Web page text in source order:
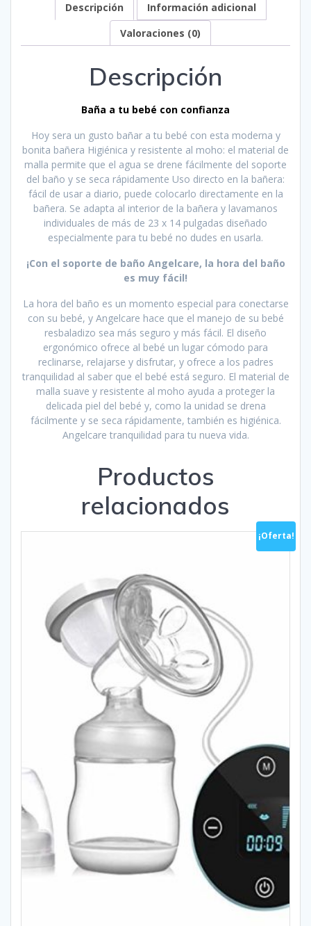
Descripción
Información adicional
Valoraciones (0)
Descripción
Baña a tu bebé con confianza
Hoy sera un gusto bañar a tu bebé con esta moderna y
bonita bañera Higiénica y resistente al moho: el material de
malla permite que el agua se drene fácilmente del soporte
del baño y se seca rápidamente Uso directo en la bañera:
fácil de usar a diario, puede colocarlo directamente en la
bañera. Se adapta al interior de la bañera y lavamanos
individuales de más de 23 x 14 pulgadas diseñado
especialmente para tu bebé no dudes en usarla.
¡Con el soporte de baño Angelcare, la hora del baño
es muy fácil!
La hora del baño es un momento especial para conectarse
con su bebé, y Angelcare hace que el manejo de su bebé
resbaladizo sea más seguro y más fácil. El diseño
ergonómico ofrece al bebé un lugar cómodo para
reclinarse, relajarse y disfrutar, y ofrece a los padres
tranquilidad al saber que el bebé está seguro. El material de
malla suave y resistente al moho ayuda a proteger la
delicada piel del bebé y, como la unidad se drena
fácilmente y se seca rápidamente, también es higiénica.
Angelcare tranquilidad para tu nueva vida.
Productos
relacionados
¡Oferta!